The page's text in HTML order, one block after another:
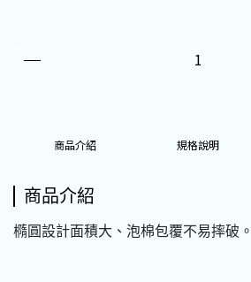
商品介紹 規格說明
商品介紹
橢圓設計面積大、泡棉包覆不易摔破。